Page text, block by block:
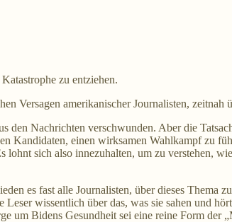
zu entziehen.
Versagen amerikanischer Journalisten, zeitnah
Nachrichten verschwunden. Aber die
Kandidaten, einen wirksamen Wahlkampf zu
sich also innezuhalten, um zu verstehen,
es fast alle Journalisten, über dieses Thema
wissentlich über das, was sie sahen und
um Bidens Gesundheit sei eine reine Form der